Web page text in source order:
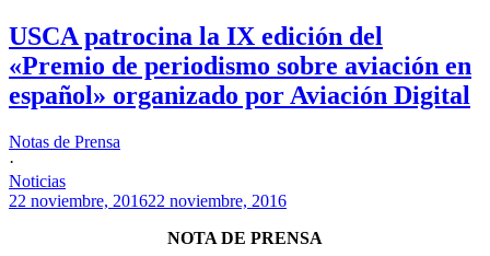
USCA patrocina la IX edición del
«Premio de periodismo sobre aviación en
español» organizado por Aviación Digital
Notas de Prensa
·
Noticias
22 noviembre, 201622 noviembre, 2016
NOTA DE PRENSA